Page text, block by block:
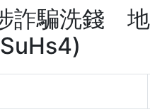
詐騙洗錢